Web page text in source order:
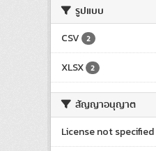
รูปแบบ
CSV 2
XLSX 2
สัญญาอนุญาต
License not specified